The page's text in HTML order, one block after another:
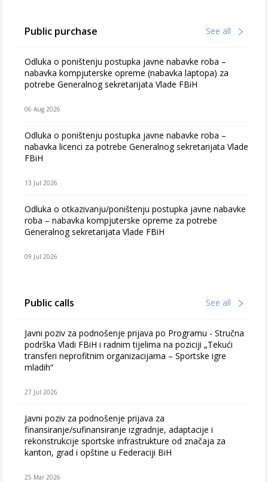
Public purchase See all
Odluka o poništenju postupka javne nabavke roba –
nabavka kompjuterske opreme (nabavka laptopa) za
potrebe Generalnog sekretarijata Vlade FBiH
06 Aug 2026
Odluka o poništenju postupka javne nabavke roba –
nabavka licenci za potrebe Generalnog sekretarijata Vlade
FBiH
13 Jul 2026
Odluka o otkazivanju/poništenju postupka javne nabavke
roba – nabavka kompjuterske opreme za potrebe
Generalnog sekretarijata Vlade FBiH
09 Jul 2026
Public calls See all
Javni poziv za podnošenje prijava po Programu - Stručna
podrška Vladi FBiH i radnim tijelima na poziciji „Tekući
transferi neprofitnim organizacijama – Sportske igre
mladih“
27 Jul 2026
Javni poziv za podnošenje prijava za
finansiranje/sufinansiranje izgradnje, adaptacije i
rekonstrukcije sportske infrastrukture od značaja za
kanton, grad i opštine u Federaciji BiH
25 Mar 2026